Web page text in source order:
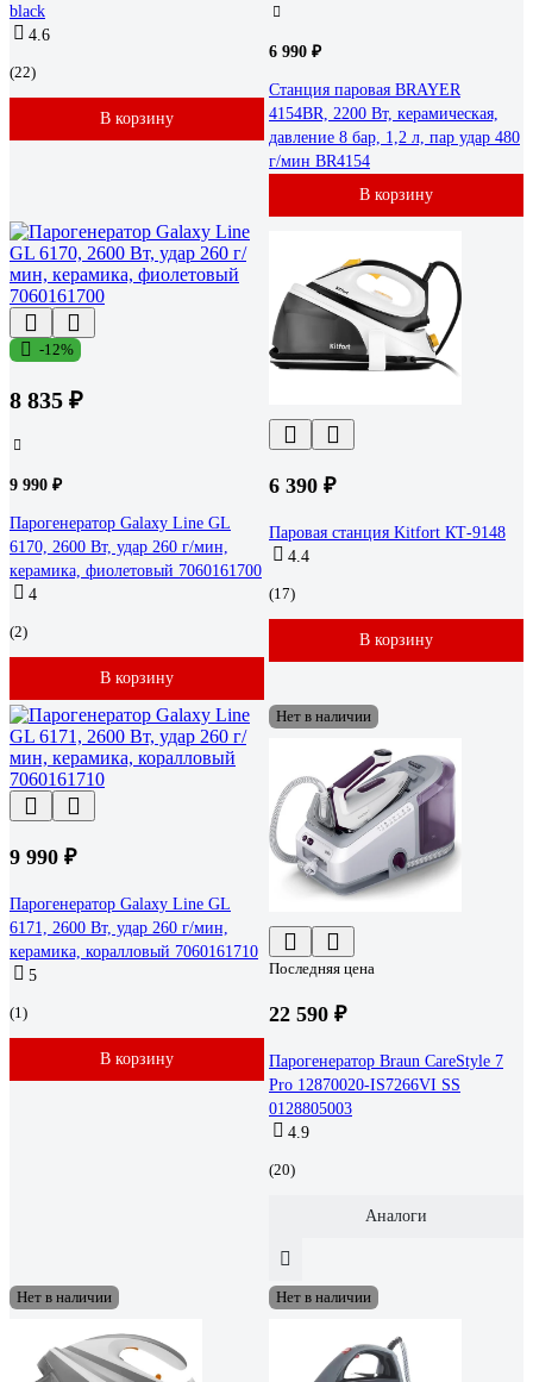
black
4.6
(22)
В корзину
6 990 ₽
Станция паровая BRAYER
4154BR, 2200 Вт, керамическая,
давление 8 бар, 1,2 л, пар удар 480
г/мин BR4154
В корзину
-12%
8 835 ₽
9 990 ₽
Парогенератор Galaxy Line GL
6170, 2600 Вт, удар 260 г/мин,
керамика, фиолетовый 7060161700
4
(2)
В корзину
6 390 ₽
Паровая станция Kitfort КТ-9148
4.4
(17)
В корзину
9 990 ₽
Парогенератор Galaxy Line GL
6171, 2600 Вт, удар 260 г/мин,
керамика, коралловый 7060161710
5
(1)
В корзину
Нет в наличии
Последняя цена
22 590 ₽
Парогенератор Braun CareStyle 7
Pro 12870020-IS7266VI SS
0128805003
4.9
(20)
Аналоги
Нет в наличии Нет в наличии